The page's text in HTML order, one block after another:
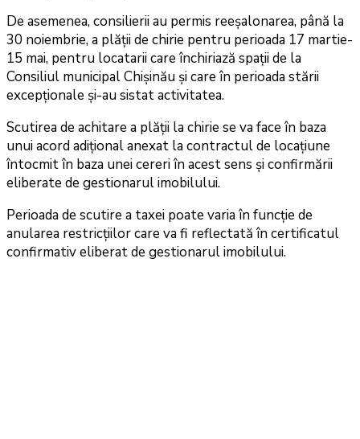
De asemenea, consilierii au permis reeșalonarea, până la
30 noiembrie, a plății de chirie pentru perioada 17 martie-
15 mai, pentru locatarii care închiriază spații de la
Consiliul municipal Chișinău și care în perioada stării
excepționale și-au sistat activitatea.
Scutirea de achitare a plății la chirie se va face în baza
unui acord adițional anexat la contractul de locațiune
întocmit în baza unei cereri în acest sens și confirmării
eliberate de gestionarul imobilului.
Perioada de scutire a taxei poate varia în funcție de
anularea restricțiilor care va fi reflectată în certificatul
confirmativ eliberat de gestionarul imobilului.